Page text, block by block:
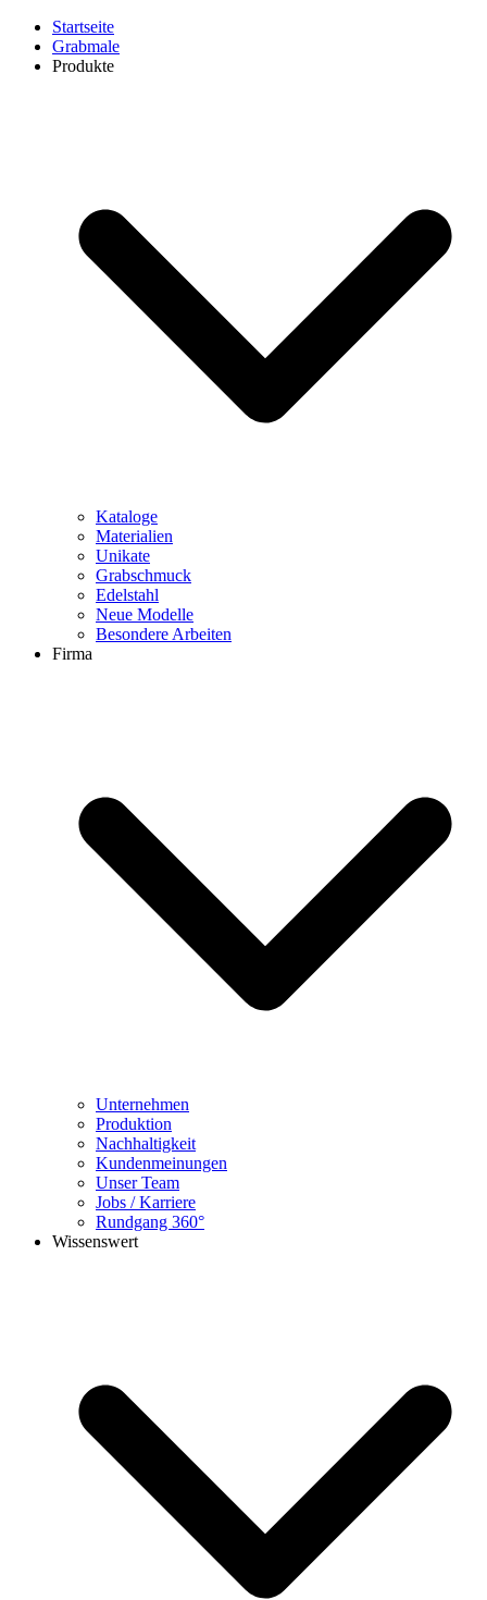
Startseite
Grabmale
Produkte
Kataloge
Materialien
Unikate
Grabschmuck
Edelstahl
Neue Modelle
Besondere Arbeiten
Firma
Unternehmen
Produktion
Nachhaltigkeit
Kundenmeinungen
Unser Team
Jobs / Karriere
Rundgang 360°
Wissenswert